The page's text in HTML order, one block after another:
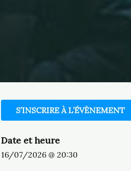
S’INSCRIRE À L’ÉVÈNEMENT
Date et heure
16/07/2026 @ 20:30